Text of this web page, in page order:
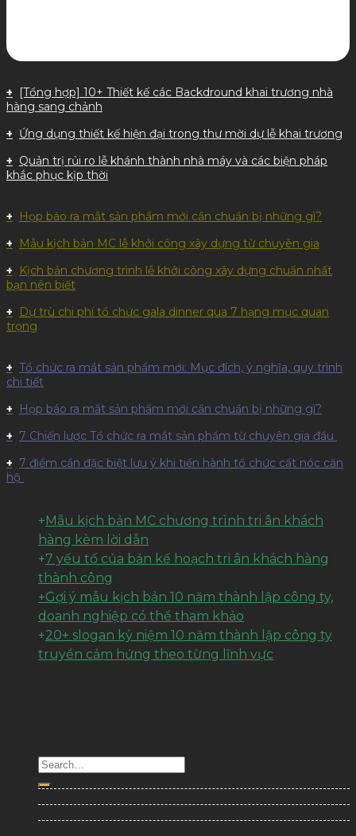
[Tổng hợp] 10+ Thiết kế các Backdround khai trương nhà
hàng sang chảnh
Ứng dụng thiết kế hiện đại trong thư mời dự lễ khai trương
Quản trị rủi ro lễ khánh thành nhà máy và các biện pháp
khắc phục kịp thời
Họp báo ra mắt sản phẩm mới cần chuẩn bị những gì?
Mẫu kịch bản MC lễ khởi công xây dựng từ chuyên gia
Kịch bản chương trình lễ khởi công xây dựng chuẩn nhất
bạn nên biết
Dự trù chi phí tổ chức gala dinner qua 7 hạng mục quan
trọng
Tổ chức ra mắt sản phẩm mới: Mục đích, ý nghĩa, quy trình
chi tiết
Họp báo ra mắt sản phẩm mới cần chuẩn bị những gì?
7 Chiến lược Tổ chức ra mắt sản phẩm từ chuyên gia đầu
7 điểm cần đặc biệt lưu ý khi tiến hành tổ chức cất nóc căn
hộ
+Mẫu kịch bản MC chương trình tri ân khách
hàng kèm lời dẫn
+7 yếu tố của bản kế hoạch tri ân khách hàng
thành công
+Gợi ý mẫu kịch bản 10 năm thành lập công ty,
doanh nghiệp có thể tham khảo
+20+ slogan kỷ niệm 10 năm thành lập công ty
truyền cảm hứng theo từng lĩnh vực